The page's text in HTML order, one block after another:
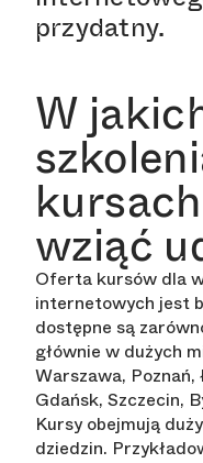
przydatny.
W
wziąć
Oferta kursów dla
internetowych jest
dostępne są
głównie w dużych
Warszawa, Poznań,
Gdańsk, Szczecin,
Kursy obejmują
dziedzin.